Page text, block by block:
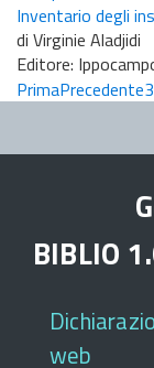
Inventario degli
di Virginie Aladjidi
Editore:
PrimaPrecedente3
BIBLIO
web